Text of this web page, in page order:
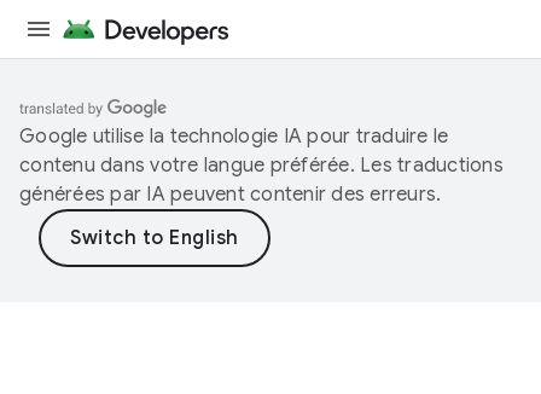
Google utilise la technologie IA pour traduire le
contenu dans votre langue préférée. Les traductions
générées par IA peuvent contenir des erreurs.